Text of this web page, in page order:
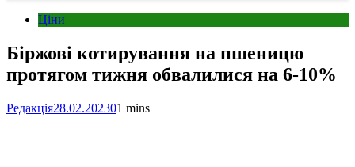
Ціни
Біржові котирування на пшеницю
протягом тижня обвалилися на 6-10%
Редакція28.02.202301 mins